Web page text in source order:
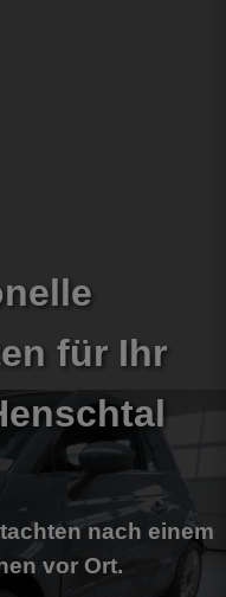
für Ihr
nach einem
vor Ort.